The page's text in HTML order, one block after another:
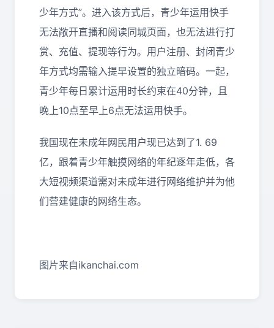
少年方式”。进入该方式后，青少年运用快手
无法敞开直播和阅读同城页面，也无法进行打
赏、充值、提现等行为。用户注册、封闭青少
年方式均需输入提早设置的独立暗码。一起，
青少年每日累计运用时长约束在40分钟，且
晚上10点至早上6点无法运用快手。
我国现在未成年网民用户现已达到了1. 69
亿，跟着青少年触摸网络的年纪逐年走低，各
大短视频渠道需对未成年进行网络维护并为他
们营建健康的网络生态。
图片来自ikanchai.com